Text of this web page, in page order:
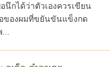
กได้ว่าตัวเองควรเขียน
ของผมที่ขยันขันแข็งกด